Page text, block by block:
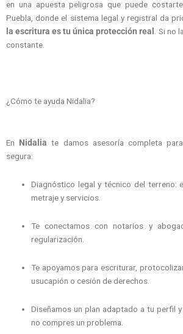
en una apuesta peligrosa que puede
Puebla, donde el sistema legal y registral da
la escritura es tu única protección real . Si no
constante.
¿Cómo te ayuda Nidalia?
En Nidalia te damos asesoría completa
segura:
Diagnóstico legal y técnico del terreno:
metraje y servicios.
Te conectamos con notarios y
regularización.
Te apoyamos para escriturar,
usucapión o cesión de derechos.
Diseñamos un plan adaptado a tu perfil
no compres un problema.